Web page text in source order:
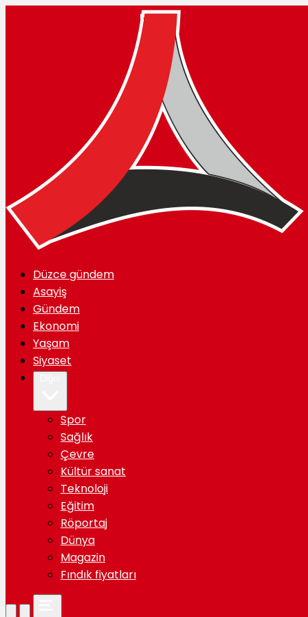
Düzce gündem
Asayiş
Gündem
Ekonomi
Yaşam
Siyaset
Spor
Sağlık
Çevre
Kültür sanat
Teknoloji
Eğitim
Röportaj
Dünya
Magazin
Fındık fiyatları